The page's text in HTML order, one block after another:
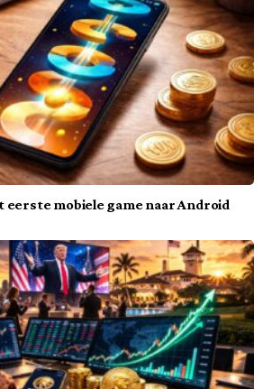
eerste mobiele game naar Android